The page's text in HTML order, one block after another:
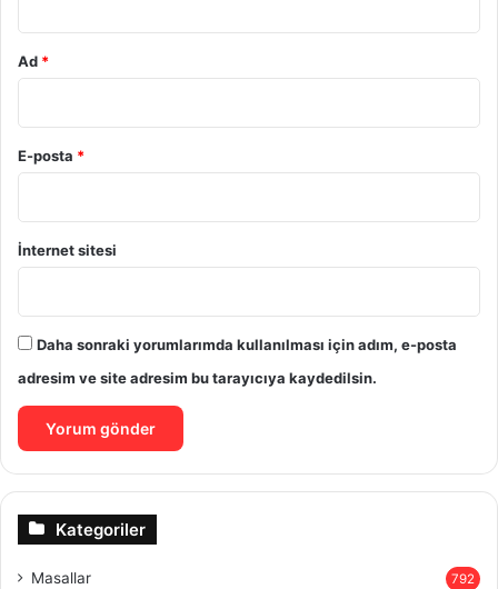
Ad *
E-posta *
İnternet sitesi
Daha sonraki yorumlarımda kullanılması için adım, e-posta
adresim ve site adresim bu tarayıcıya kaydedilsin.
Kategoriler
Masallar 792